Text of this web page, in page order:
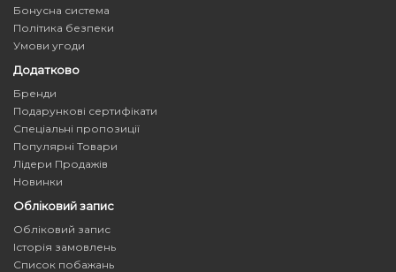
Бонусна система
Політика безпеки
Умови угоди
Додатково
Бренди
Подарункові сертифікати
Спеціальні пропозиції
Популярні Товари
Лідери Продажів
Новинки
Обліковий запис
Обліковий запис
Історія замовлень
Список побажань